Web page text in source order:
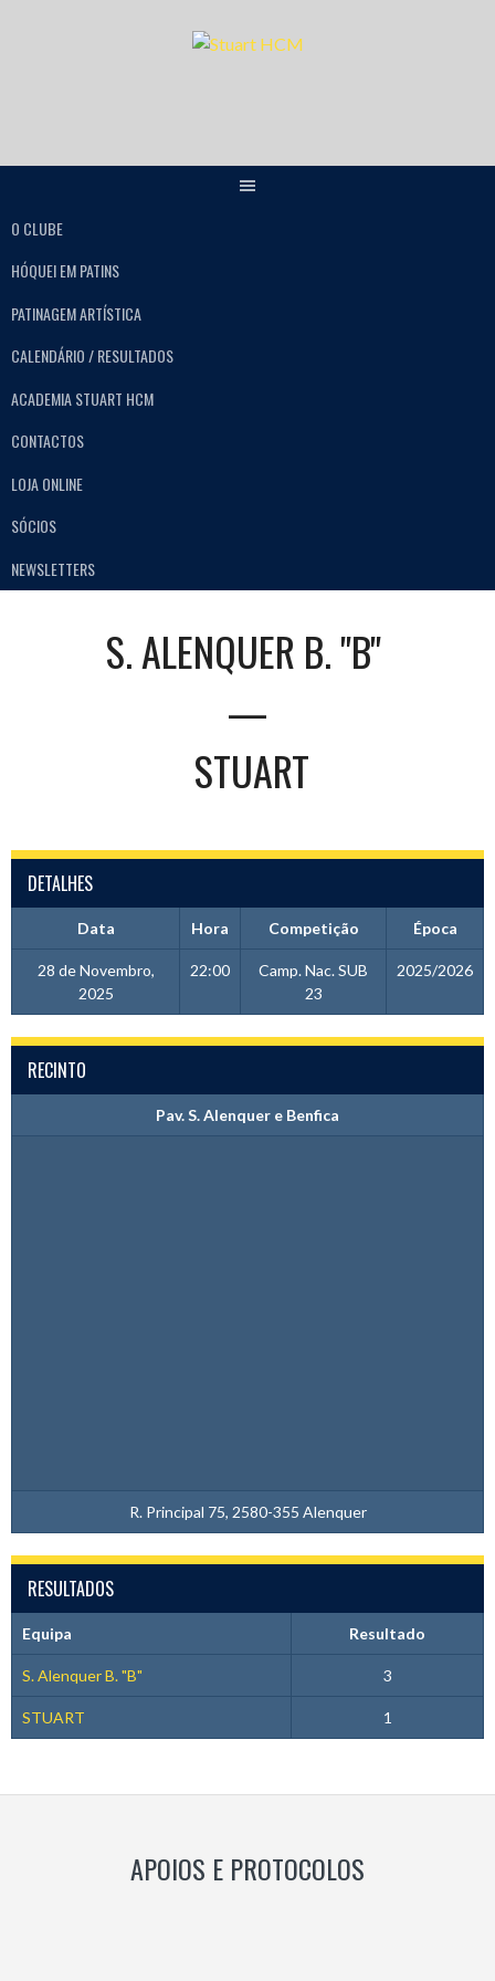
O CLUBE
HÓQUEI EM PATINS
PATINAGEM ARTÍSTICA
CALENDÁRIO / RESULTADOS
ACADEMIA STUART HCM
CONTACTOS
LOJA ONLINE
SÓCIOS
NEWSLETTERS
S. ALENQUER B. "B"
—
STUART
DETALHES
Data Hora Competição Época
28 de Novembro,
2025
22:00
Camp. Nac. SUB
23
2025/2026
RECINTO
Pav. S. Alenquer e Benfica
R. Principal 75, 2580-355 Alenquer
RESULTADOS
Equipa Resultado
S. Alenquer B. "B" 3
STUART 1
APOIOS E PROTOCOLOS